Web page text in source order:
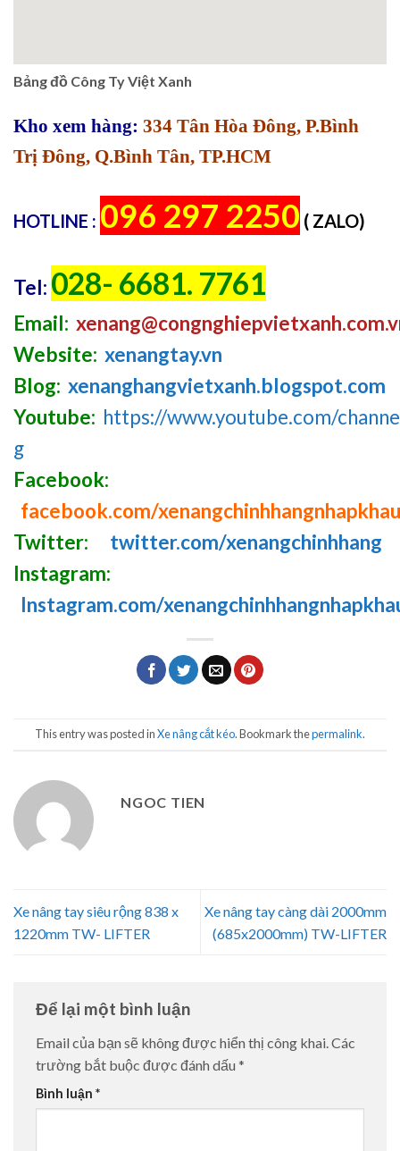
Bảng đồ Công Ty Việt Xanh
Kho xem hàng: 334 Tân Hòa Đông, P.Bình
Trị Đông, Q.Bình Tân, TP.HCM
HOTLINE : 096 297 2250 ( ZALO)
Tel: 028- 6681. 7761
Email: xenang@congnghiepvietxanh.com.v
Website: xenangtay.vn
Blog: xenanghangvietxanh.blogspot.com
Youtube: https://www.youtube.com/
g
Facebook:
facebook.com/xenangchinhhangnhapkhau
Twitter:
twitter.com/xenangchinhhang
Instagram:
Instagram.com/
This entry was posted inXe nâng cắt kéo. Bookmark thepermalink.
NGOC TIEN
Xe nâng tay siêu rộng 838 x
1220mm TW- LIFTER
Xe nâng tay càng dài 2000mm
(685x2000mm) TW-LIFTER
Để lại một bình luận
Email của bạn sẽ không được hiển thị công khai. Các
trường bắt buộc được đánh dấu *
Bình luận *